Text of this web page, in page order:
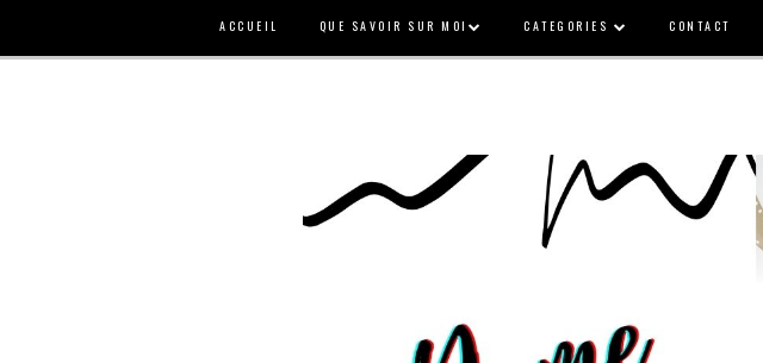
ACCUEIL QUE SAVOIR SUR MOI CATEGORIES CONTACT